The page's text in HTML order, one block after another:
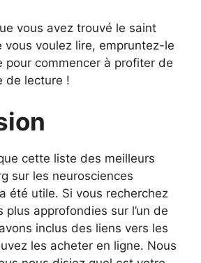
vous avez trouvé le saint
vous voulez lire, empruntez-le
pour commencer à profiter de
de lecture !
cette liste des meilleurs
sur les neurosciences
été utile. Si vous recherchez
plus approfondies sur l’un de
inclus des liens vers les
les acheter en ligne. Nous